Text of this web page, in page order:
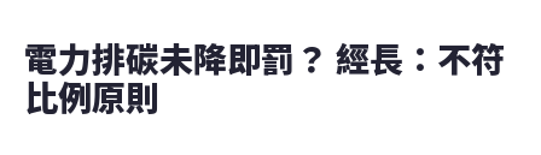
電力排碳未降即罰？ 經長：不符
比例原則